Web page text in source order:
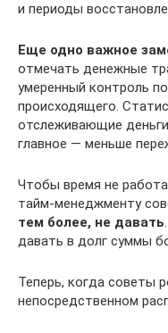
и периоды
Еще одно важное
отмечать денежные
умеренный контроль
происходящего.
отслеживающие
главное — меньше
Чтобы время не
тайм-менеджменту
тем более, не давать
давать в долг суммы
Теперь, когда советы
непосредственном